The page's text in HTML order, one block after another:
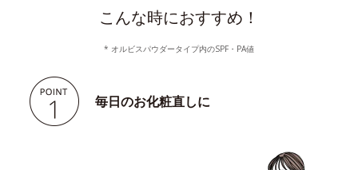
こんな時におすすめ！
* オルビスパウダータイプ内のSPF・PA値
毎日のお化粧直しに